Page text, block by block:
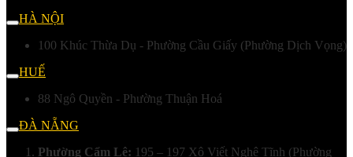
HÀ NỘI
100 Khúc Thừa Dụ - Phường Cầu Giấy (Phường Dịch Vọng)
HUẾ
88 Ngô Quyền - Phường Thuận Hoá
ĐÀ NẴNG
Phường Cẩm Lệ: 195 – 197 Xô Viết Nghệ Tĩnh (Phường